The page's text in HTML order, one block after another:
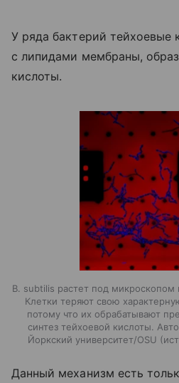
У ряда бактерий тейхоевые
с липидами мембраны,
кислоты.
B. subtilis растет под
Клетки теряют свою
потому что их обрабатывают
синтез тейхоевой кислоты.
Йоркский университет/OSU
Данный механизм есть